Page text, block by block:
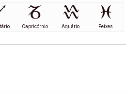
Capricórnio Aquário Peixes